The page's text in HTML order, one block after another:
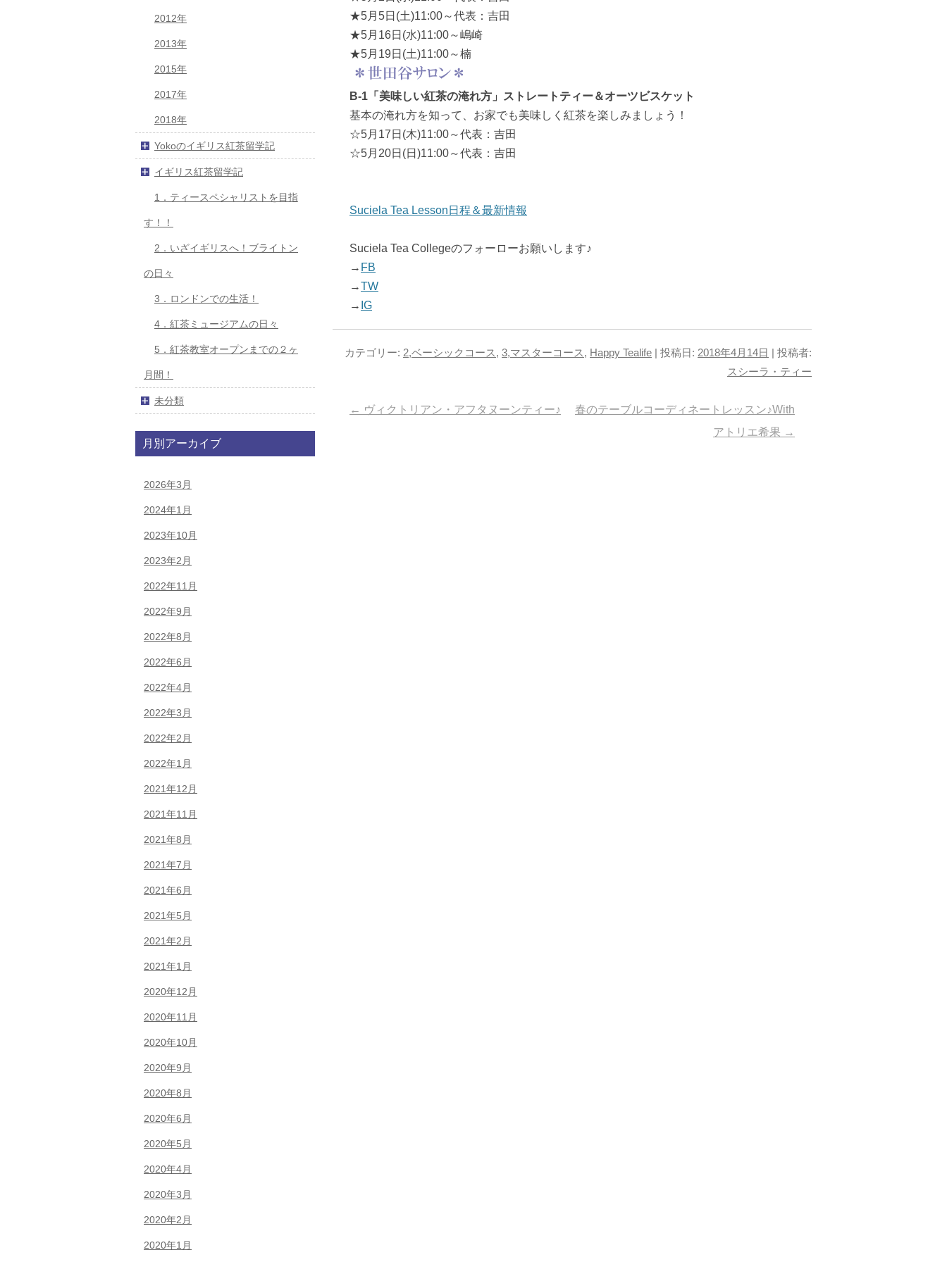
★5月5日(土)11:00～代表：吉田
★5月16日(水)11:00～嶋崎
★5月19日(土)11:00～楠
B-1「美味しい紅茶の淹れ方」ストレートティー＆オーツビスケット
基本の淹れ方を知って、お家でも美味しく紅茶を楽しみましょう！
☆5月17日(木)11:00～代表：吉田
☆5月20日(日)11:00～代表：吉田
Suciela Tea Lesson日程＆最新情報
Suciela Tea Collegeのフォーローお願いします♪
→ FB
→TW
→ IG
カテゴリー: 2,ベーシックコース, 3,マスターコース, Happy Tealife | 投稿日: 2018年4月14日
投稿者:
スシーラ・ティー
投稿ナビゲーション
← ヴィクトリアン・アフタヌーンティー♪
春のテーブルコーディネートレッスン♪With
アトリエ希果 →
2012年
2013年
2015年
2017年
2018年
Yokoのイギリス紅茶留学記
イギリス紅茶留学記
1．ティースペシャリストを目指
す！！
2．いざイギリスへ！ブライトン
の日々
3．ロンドンでの生活！
4．紅茶ミュージアムの日々
5．紅茶教室オープンまでの２ヶ
月間！
未分類
月別アーカイブ
2026年3月
2024年1月
2023年10月
2023年2月
2022年11月
2022年9月
2022年8月
2022年6月
2022年4月
2022年3月
2022年2月
2022年1月
2021年12月
2021年11月
2021年8月
2021年7月
2021年6月
2021年5月
2021年2月
2021年1月
2020年12月
2020年11月
2020年10月
2020年9月
2020年8月
2020年6月
2020年5月
2020年4月
2020年3月
2020年2月
2020年1月